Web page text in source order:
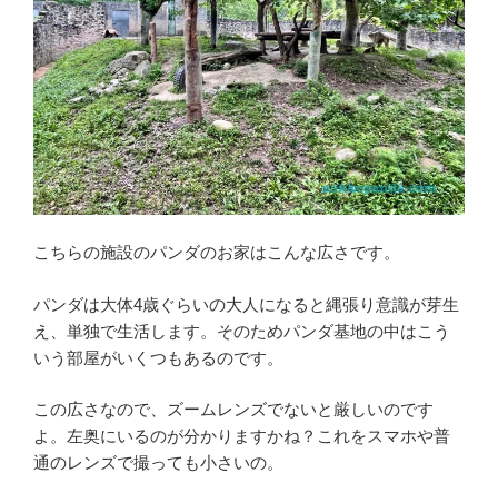
こちらの施設のパンダのお家はこんな広さです。
パンダは大体4歳ぐらいの大人になると縄張り意識が芽生
え、単独で生活します。そのためパンダ基地の中はこう
いう部屋がいくつもあるのです。
この広さなので、ズームレンズでないと厳しいのです
よ。左奥にいるのが分かりますかね？これをスマホや普
通のレンズで撮っても小さいの。